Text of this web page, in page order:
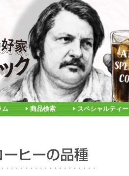
ム 商品検索 スペシャルティ